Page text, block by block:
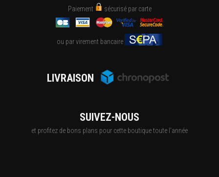
Paiement sécurisé par carte
ou par virement bancaire
LIVRAISON
SUIVEZ-NOUS
et profitez de bons plans pour cette boutique toute l'année